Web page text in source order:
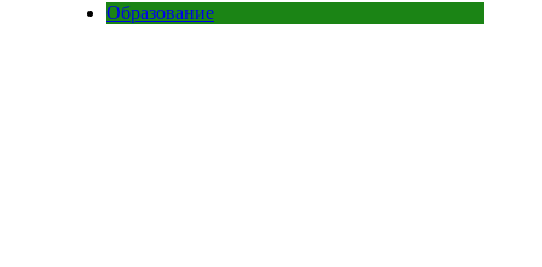
Образование